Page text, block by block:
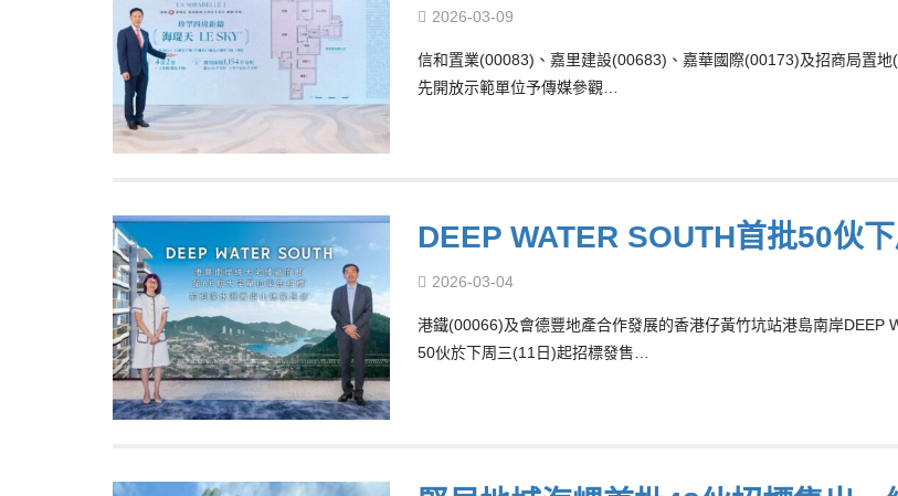
2026-03-09
信和置業(00083)、嘉里建設(00683)、嘉華國際(00173)及招商局置
先開放示範單位予傳媒參觀…
DEEP WATER SOUTH首批50伙
2026-03-04
港鐵(00066)及會德豐地產合作發展的香港仔黃竹坑站港島南岸DEEP
50伙於下周三(11日)起招標發售…